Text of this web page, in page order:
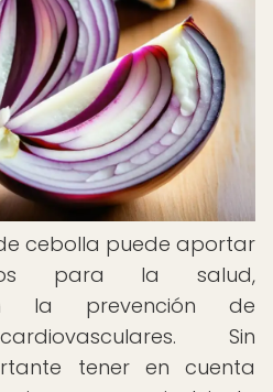
cebolla puede aportar
para la salud,
la prevención de
Sin
tener en cuenta